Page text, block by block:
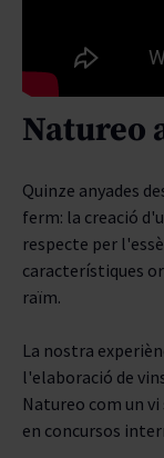
Natureo
Quinze anyades
ferm: la creació
respecte per
característiques
raïm.
La nostra
l'elaboració de
Natureo com un
en concursos